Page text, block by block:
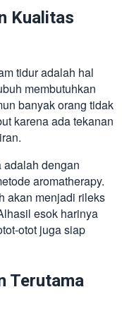
Kualitas
tidur adalah hal
membutuhkan
banyak orang tidak
karena ada tekanan
dengan
aromatherapy.
akan menjadi rileks
esok harinya
otot juga siap
Terutama